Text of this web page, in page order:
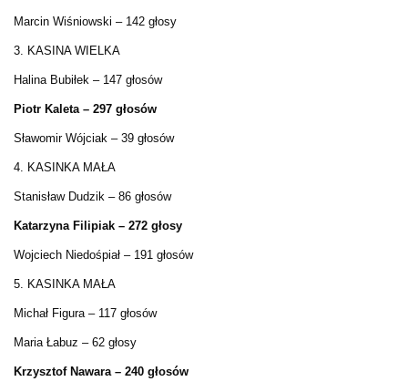
Marcin Wiśniowski – 142 głosy
3. KASINA WIELKA
Halina Bubiłek – 147 głosów
Piotr Kaleta – 297 głosów
Sławomir Wójciak – 39 głosów
4. KASINKA MAŁA
Stanisław Dudzik – 86 głosów
Katarzyna Filipiak – 272 głosy
Wojciech Niedośpiał – 191 głosów
5. KASINKA MAŁA
Michał Figura – 117 głosów
Maria Łabuz – 62 głosy
Krzysztof Nawara – 240 głosów